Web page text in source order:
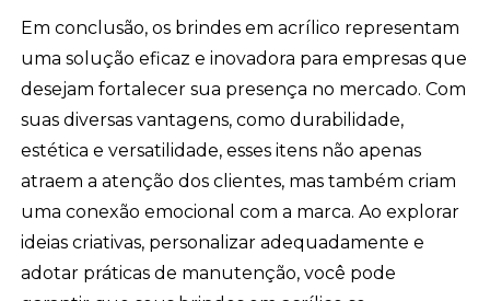
Em conclusão, os brindes em acrílico representam
uma solução eficaz e inovadora para empresas que
desejam fortalecer sua presença no mercado. Com
suas diversas vantagens, como durabilidade,
estética e versatilidade, esses itens não apenas
atraem a atenção dos clientes, mas também criam
uma conexão emocional com a marca. Ao explorar
ideias criativas, personalizar adequadamente e
adotar práticas de manutenção, você pode